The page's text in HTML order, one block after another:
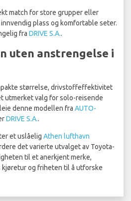
match for store grupper eller
plass og komfortable seter.
fra DRIVE S.A..
uten anstrengelse i
størrelse, drivstoffeffektivitet
utmerket valg for solo-reisende
denne modellen fra AUTO-
DRIVE S.A..
et uslåelig Athen lufthavn
det varierte utvalget av Toyota-
til et anerkjent merke,
og friheten til å utforske